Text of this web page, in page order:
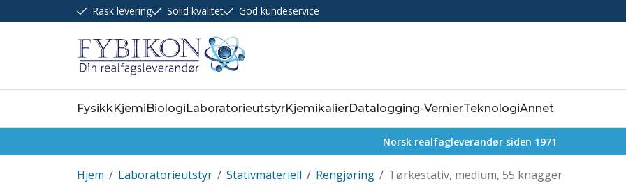
Rask levering Solid kvalitet God kundeservice
FysikkKjemiBiologiLaboratorieutstyrKjemikalierDatalogging-VernierTeknologiAnnet
Norsk realfagleverandør siden 1971
/
Hjem /
Laboratorieutstyr /
Stativmateriell /
Rengjøring Tørkestativ, medium, 55 knagger